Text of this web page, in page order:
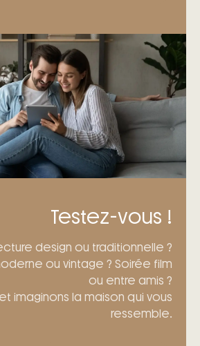
Testez-vous !
design ou traditionnelle ?
ou vintage ? Soirée film
ou entre amis ?
imaginons la maison qui vous
ressemble.